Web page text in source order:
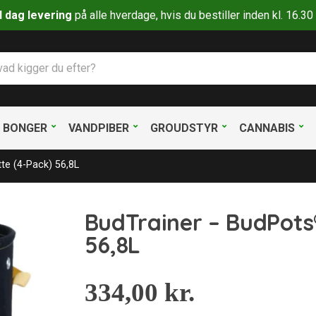
dag levering på alle hverdage, hvis du bestiller inden kl. 16.30
BONGER VANDPIBER GROUDSTYR CANNABIS
(4-Pack) 56,8L
BudTrainer –
56,8L
334,00 kr.